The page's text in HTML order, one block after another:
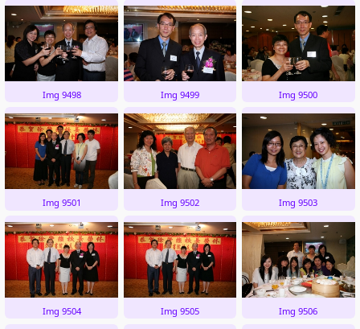
Img 9498 Img 9499 Img 9500
Img 9501 Img 9502 Img 9503
Img 9504 Img 9505 Img 9506